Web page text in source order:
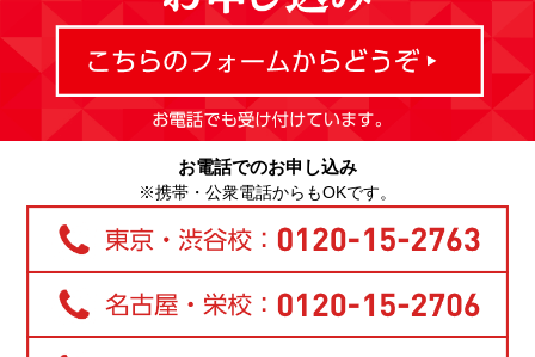
お電話でのお申し込み
※携帯・公衆電話からもOKです。